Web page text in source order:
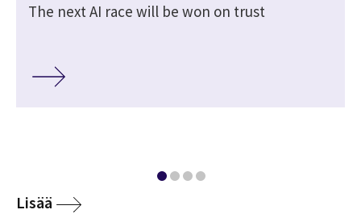
The next AI race will be won on trust
Lisää